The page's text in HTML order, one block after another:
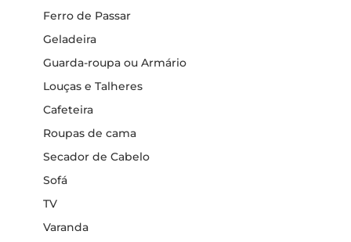
Ferro de Passar
Geladeira
Guarda-roupa ou Armário
Louças e Talheres
Cafeteira
Roupas de cama
Secador de Cabelo
Sofá
TV
Varanda